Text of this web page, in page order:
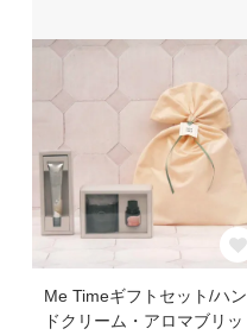
Me Timeギフトセット/ハン
ドクリーム・アロマブリッ